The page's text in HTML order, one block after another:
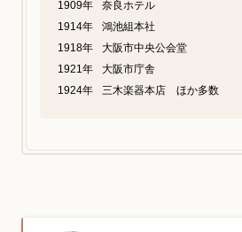
1909年
奈良ホテル
1914年
鴻池組本社
1918年
大阪市中央公会堂
1921年
大阪市庁舎
1924年
三木楽器本店 ほか多数